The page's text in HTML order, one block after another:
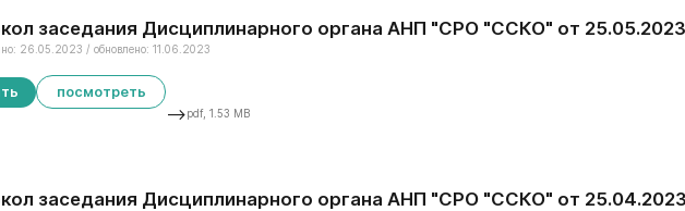
заседания Дисциплинарного органа АНП "СРО "ССКО" от
26.05.2023 / обновлено: 11.06.2023
посмотреть
-->pdf, 1.53 MB
заседания Дисциплинарного органа АНП "СРО "ССКО" от